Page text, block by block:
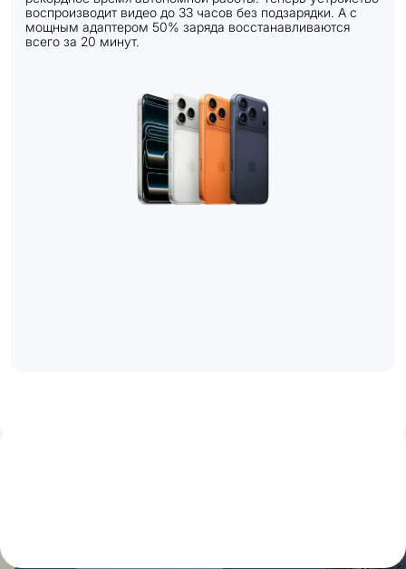
воспроизводит видео до 33 часов без подзарядки. А с
мощным адаптером 50% заряда восстанавливаются
всего за 20 минут.